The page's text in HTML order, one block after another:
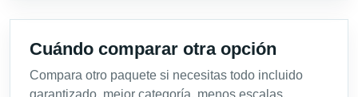
Cuándo comparar otra opción
Compara otro paquete si necesitas todo incluido
garantizado, mejor categoría, menos escalas,